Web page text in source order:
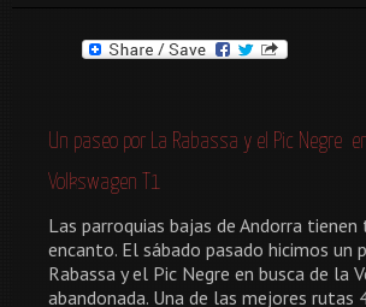
Un paseo por La Rabassa y el Pic Negre
Volkswagen T1
Las parroquias bajas de Andorra tienen
encanto. El sábado pasado hicimos un
Rabassa y el Pic Negre en busca de la
abandonada. Una de las mejores rutas